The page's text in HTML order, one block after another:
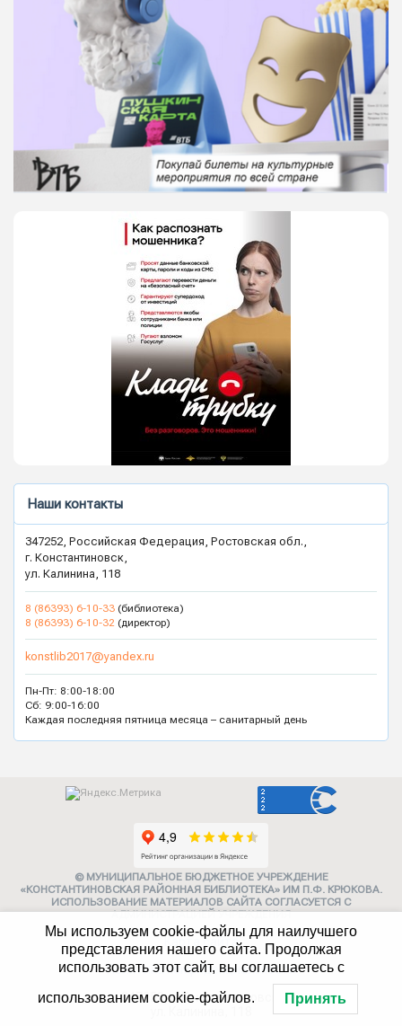
Наши контакты
347252, Российская Федерация, Ростовская обл.,
г. Константиновск,
ул. Калинина, 118
8 (86393) 6-10-33 (библиотека)
8 (86393) 6-10-32 (директор)
konstlib2017@yandex.ru
Пн-Пт: 8:00-18:00
Сб: 9:00-16:00
Каждая последняя пятница месяца – санитарный день
Мы используем cookie-файлы для наилучшего
представления нашего сайта. Продолжая
использовать этот сайт, вы соглашаетесь с
использованием cookie-файлов. Принять
© МУНИЦИПАЛЬНОЕ БЮДЖЕТНОЕ УЧРЕЖДЕНИЕ
«КОНСТАНТИНОВСКАЯ РАЙОННАЯ БИБЛИОТЕКА» ИМ П.Ф. КРЮКОВА.
ИСПОЛЬЗОВАНИЕ МАТЕРИАЛОВ САЙТА СОГЛАСУЕТСЯ С
АДМИНИСТРАЦИЕЙ УЧРЕЖДЕНИЯ
Карта сайта
Политика конфиденциальности
347252, г. Константиновск,